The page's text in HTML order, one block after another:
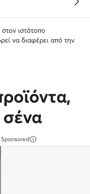
ιστότοπο
να διαφέρει από την
σένα
Sponsored